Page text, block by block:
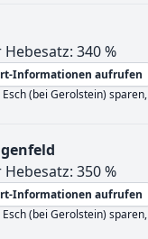
340 %
Informationen aufrufen
Esch (bei Gerolstein) sparen,
350 %
Informationen aufrufen
Esch (bei Gerolstein) sparen,